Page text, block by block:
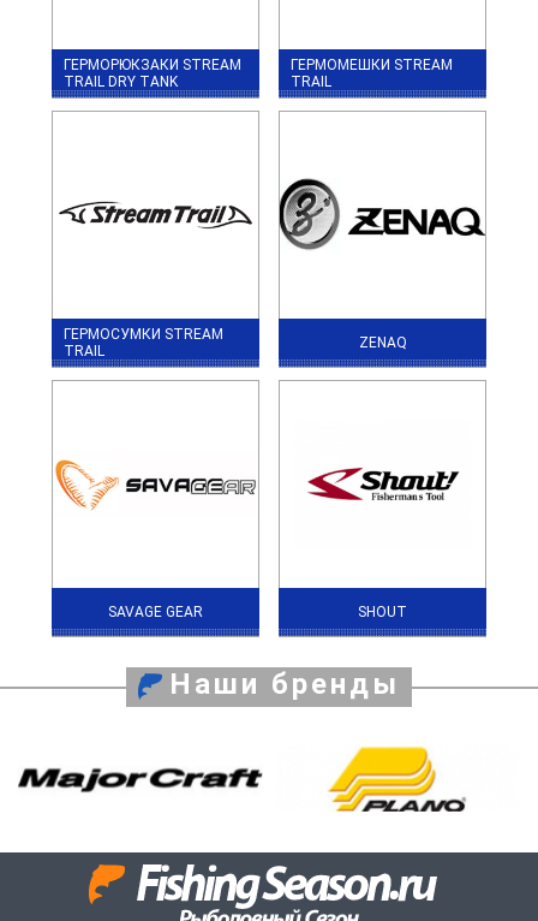
ГЕРМОРЮКЗАКИ STREAM
TRAIL DRY TANK
ГЕРМОМЕШКИ STREAM
TRAIL
ГЕРМОСУМКИ STREAM
TRAIL
ZENAQ
SAVAGE GEAR SHOUT
Наши бренды